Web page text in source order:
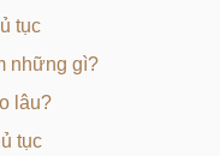
tục
những gì?
lâu?
tục